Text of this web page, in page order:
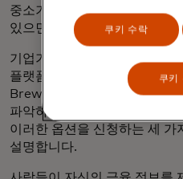
중소기업의 주요 과제로 남아
있으면 도움이 될 수 있습니다.
기업가와 중소기업 소유주를
플랫폼인
Hello Alice의
최고
Brewster는 자금 조달을 위해
파악하고, 금융 및 자금 조달
이러한 옵션을 신청하는 세 가
설명합니다.
쿠키 수락
쿠키